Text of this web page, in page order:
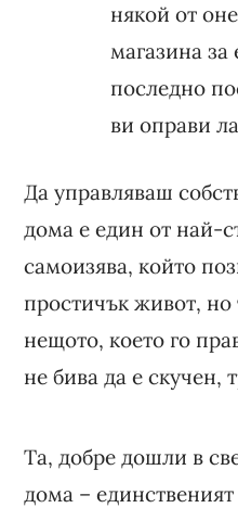
някой от
магазина за
последно
ви оправи
Да управляваш
дома е един от най-
самоизява, който
простичък живот,
нещото, което го
не бива да е скучен,
Та, добре дошли в
дома –